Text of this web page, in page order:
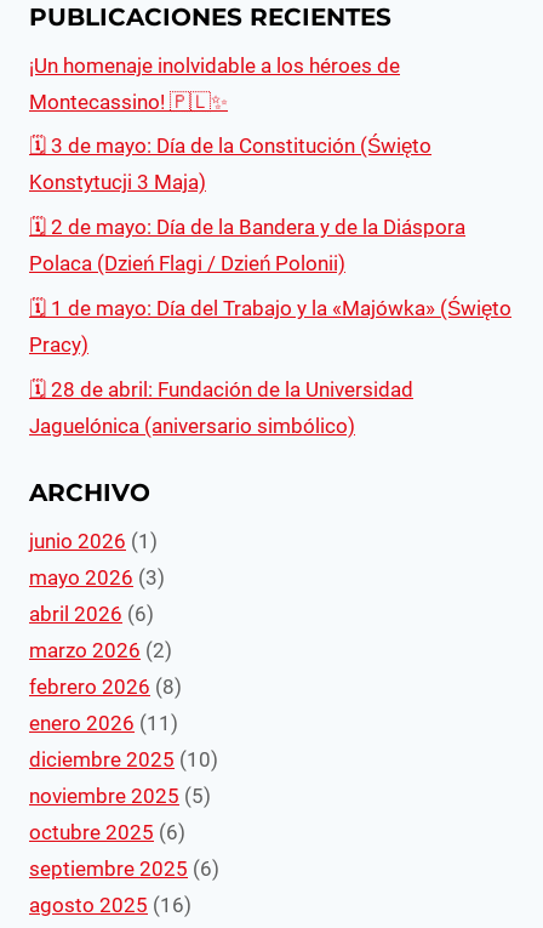
PUBLICACIONES RECIENTES
¡Un homenaje inolvidable a los héroes de
Montecassino! 🇵🇱✨
🗓 3 de mayo: Día de la Constitución (Święto
Konstytucji 3 Maja)
🗓 2 de mayo: Día de la Bandera y de la Diáspora
Polaca (Dzień Flagi / Dzień Polonii)
🗓 1 de mayo: Día del Trabajo y la «Majówka» (Święto
Pracy)
🗓️ 28 de abril: Fundación de la Universidad
Jaguelónica (aniversario simbólico)
ARCHIVO
junio 2026 (1)
mayo 2026 (3)
abril 2026 (6)
marzo 2026 (2)
febrero 2026 (8)
enero 2026 (11)
diciembre 2025 (10)
noviembre 2025 (5)
octubre 2025 (6)
septiembre 2025 (6)
agosto 2025 (16)